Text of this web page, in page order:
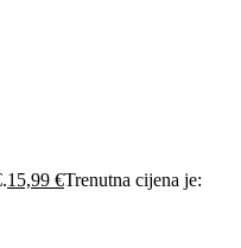
15,99 €Trenutna cijena je: